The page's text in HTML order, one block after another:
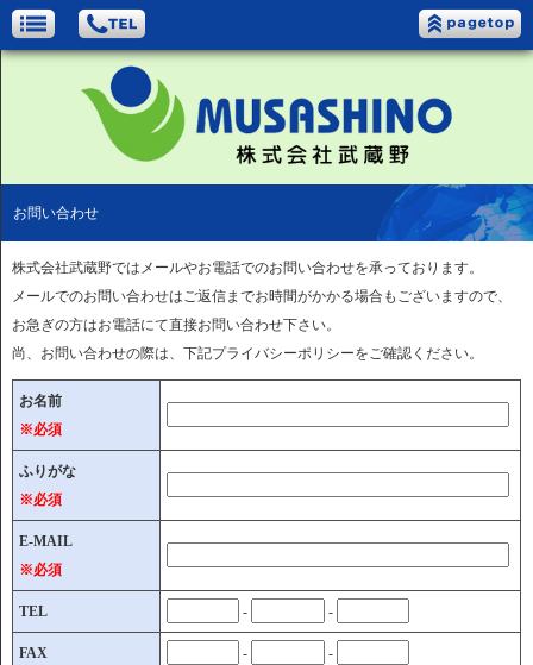
お問い合わせ
株式会社武蔵野ではメールやお電話でのお問い合わせを承っております。
メールでのお問い合わせはご返信までお時間がかかる場合もございますので、
お急ぎの方はお電話にて直接お問い合わせ下さい。
尚、お問い合わせの際は、下記プライバシーポリシーをご確認ください。
お名前
※必須
ふりがな
※必須
E-MAIL
※必須
TEL - -
FAX - -